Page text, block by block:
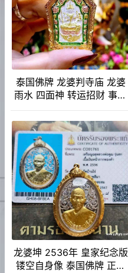
泰国佛牌 龙婆判寺庙 龙婆
雨水 四面神 转运招财 事业
邪防小人
龙婆坤 2536年 皇家纪念版
镂空自身像 泰国佛牌 正财